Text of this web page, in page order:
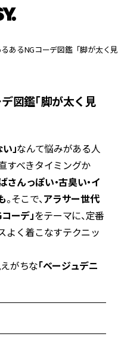
あるNGコーデ図鑑「脚が太く
図鑑「脚が太く見
」なんて悩みがある人
すべきタイミングか
さんっぽい・古臭い・イ
。そこで、アラサー世代
ーデ」をテーマに、定番
よく着こなすテクニッ
がちな「ベージュデニ